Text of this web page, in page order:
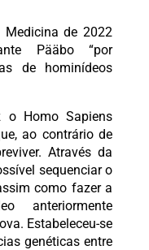
de 2022
Pääbo “por
de hominídeos
o Homo Sapiens
ao contrário de
Através da
sequenciar o
como fazer a
anteriormente
Estabeleceu-se
genéticas entre